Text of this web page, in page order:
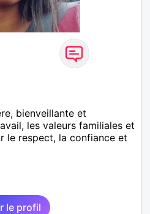
bienveillante et
les valeurs familiales et
le respect, la confiance et
le profil